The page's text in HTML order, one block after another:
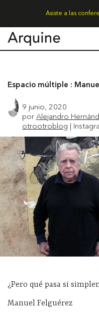
Asiste a las
Espacio múltiple :
9 junio, 2020
porAlejandro
otrootroblog |
¿Pero qué pasa si
Manuel Felguérez